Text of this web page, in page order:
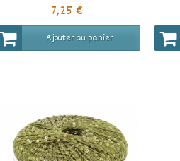
7,25 €
Ajouter au panier